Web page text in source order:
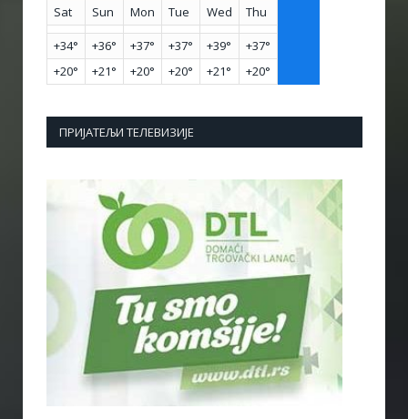
Sat
Sun Mon Tue Wed Thu
+34° +36° +37° +37° +39° +37°
+20° +21° +20° +20° +21° +20°
ПРИЈАТЕЉИ ТЕЛЕВИЗИЈЕ